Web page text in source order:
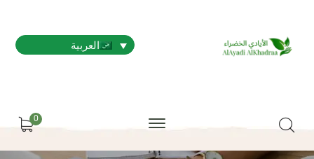
العربية
0